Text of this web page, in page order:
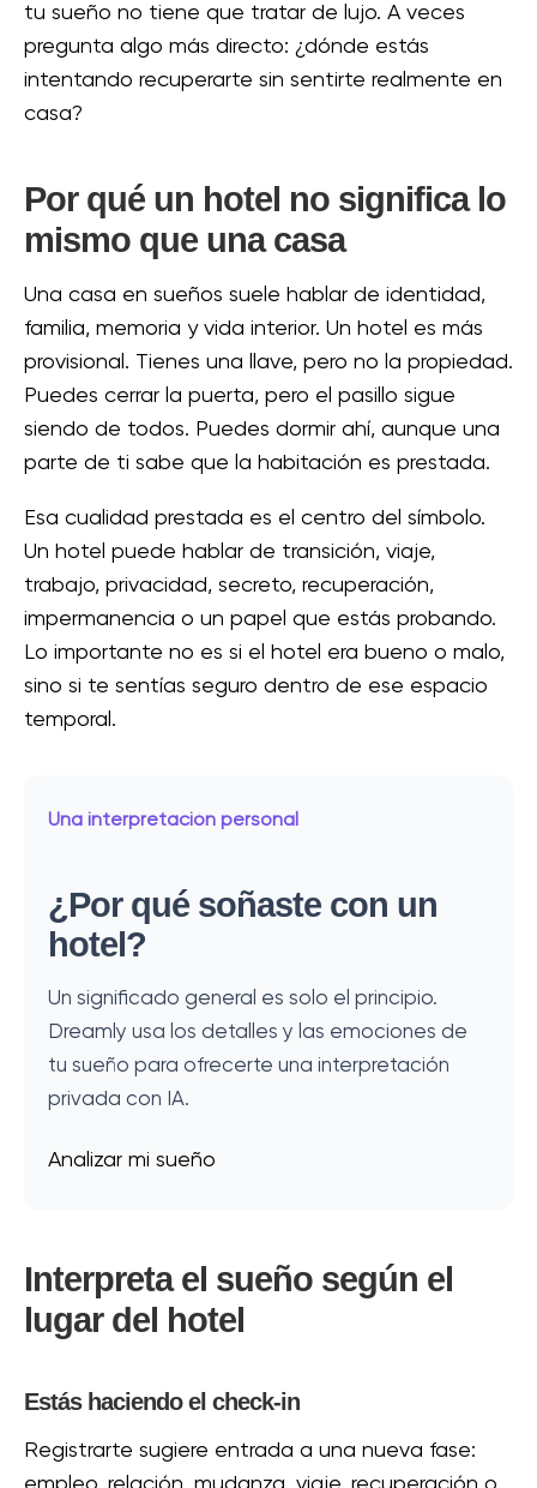
tu sueño no tiene que tratar de lujo. A veces
pregunta algo más directo: ¿dónde estás
intentando recuperarte sin sentirte realmente en
casa?
Por qué un hotel no significa lo
mismo que una casa
Una casa en sueños suele hablar de identidad,
familia, memoria y vida interior. Un hotel es más
provisional. Tienes una llave, pero no la propiedad.
Puedes cerrar la puerta, pero el pasillo sigue
siendo de todos. Puedes dormir ahí, aunque una
parte de ti sabe que la habitación es prestada.
Esa cualidad prestada es el centro del símbolo.
Un hotel puede hablar de transición, viaje,
trabajo, privacidad, secreto, recuperación,
impermanencia o un papel que estás probando.
Lo importante no es si el hotel era bueno o malo,
sino si te sentías seguro dentro de ese espacio
temporal.
Una interpretación personal
¿Por qué soñaste con un
hotel?
Un significado general es solo el principio.
Dreamly usa los detalles y las emociones de
tu sueño para ofrecerte una interpretación
privada con IA.
Analizar mi sueño
Interpreta el sueño según el
lugar del hotel
Estás haciendo el check-in
Registrarte sugiere entrada a una nueva fase: